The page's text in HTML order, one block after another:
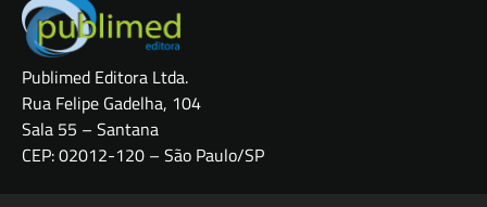
Publimed Editora Ltda.
Rua Felipe Gadelha, 104
Sala 55 – Santana
CEP: 02012-120 – São Paulo/SP